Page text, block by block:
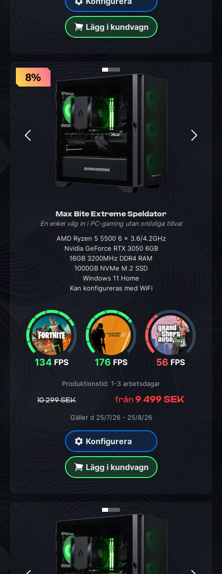
Lägg i kundvagn
8%
Max Bite Extreme Speldator
En enkel väg in i PC-gaming utan onödiga tillval
AMD Ryzen 5 5500 6 x 3.6/4.2GHz
Nvidia GeForce RTX 3050 6GB
16GB 3200MHz DDR4 RAM
1000GB NVMe M.2 SSD
Windows 11 Home
Kan konfigureras med WiFi
134 FPS 176 FPS 56 FPS
10 299 SEK från 9 499 SEK
Produktionstid: 1-3 arbetsdagar
Gäller d 25/7/26 - 25/8/26
Konfigurera
Lägg i kundvagn